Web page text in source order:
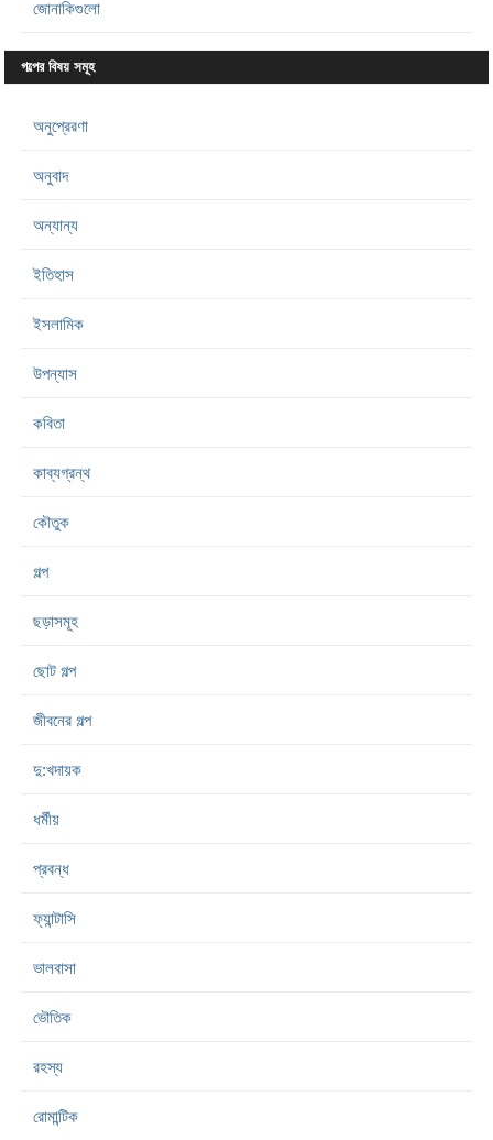
জোনাকিগুলো
গল্পের বিষয় সমূহ
অনুপ্রেরণা
অনুবাদ
অন্যান্য
ইতিহাস
ইসলামিক
উপন্যাস
কবিতা
কাব্যগ্রন্থ
কৌতুক
গল্প
ছড়াসমূহ
ছোট গল্প
জীবনের গল্প
দু:খদায়ক
ধর্মীয়
প্রবন্ধ
ফ্যান্টাসি
ভালবাসা
ভৌতিক
রহস্য
রোমান্টিক